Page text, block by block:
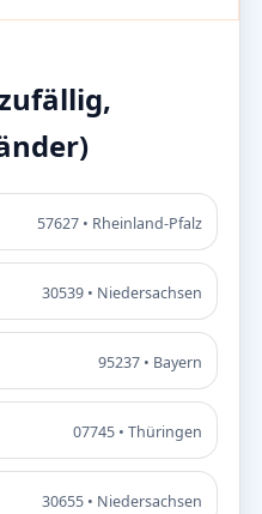
57627 • Rheinland-Pfalz
30539 • Niedersachsen
95237 • Bayern
07745 • Thüringen
30655 • Niedersachsen